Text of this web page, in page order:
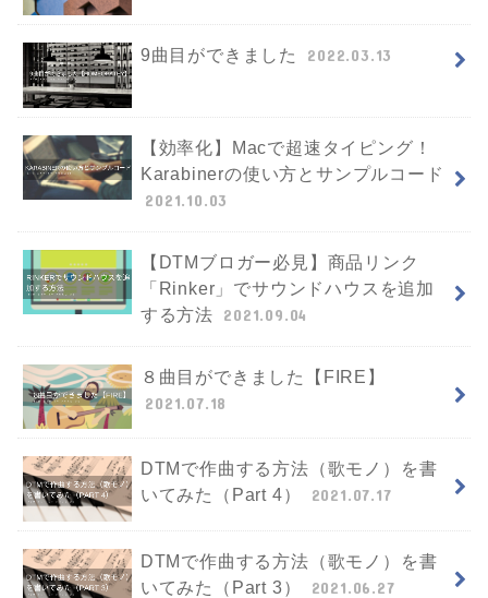
9曲目ができました 2022.03.13
【効率化】Macで超速タイピング！
Karabinerの使い方とサンプルコード
2021.10.03
【DTMブロガー必見】商品リンク
「Rinker」でサウンドハウスを追加
する方法
2021.09.04
８曲目ができました【FIRE】
2021.07.18
DTMで作曲する方法（歌モノ）を書
いてみた（Part 4）
2021.07.17
DTMで作曲する方法（歌モノ）を書
いてみた（Part 3）
2021.06.27